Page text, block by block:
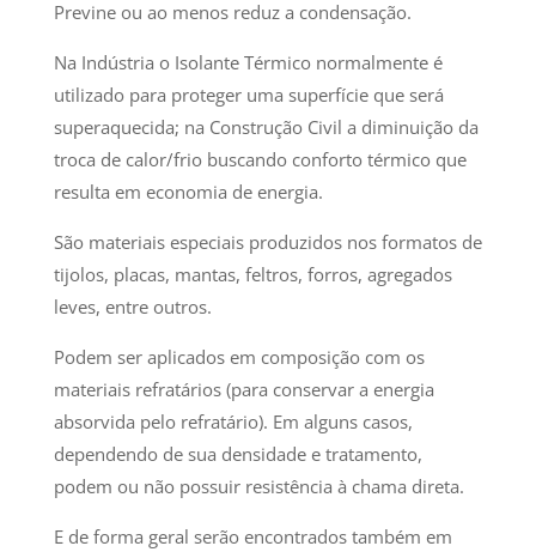
Previne ou ao menos reduz a condensação.
Na Indústria o Isolante Térmico normalmente é
utilizado para proteger uma superfície que será
superaquecida; na Construção Civil a diminuição da
troca de calor/frio buscando conforto térmico que
resulta em economia de energia.
São materiais especiais produzidos nos formatos de
tijolos, placas, mantas, feltros, forros, agregados
leves, entre outros.
Podem ser aplicados em composição com os
materiais refratários (para conservar a energia
absorvida pelo refratário). Em alguns casos,
dependendo de sua densidade e tratamento,
podem ou não possuir resistência à chama direta.
E de forma geral serão encontrados também em